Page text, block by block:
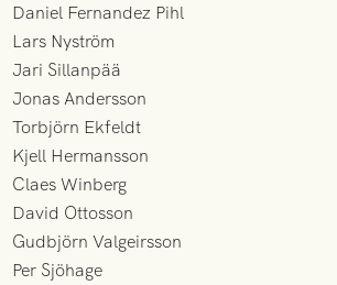
Daniel Fernandez Pihl
Lars Nyström
Jari Sillanpää
Jonas Andersson
Torbjörn Ekfeldt
Kjell Hermansson
Claes Winberg
David Ottosson
Gudbjörn Valgeirsson
Per Sjöhage